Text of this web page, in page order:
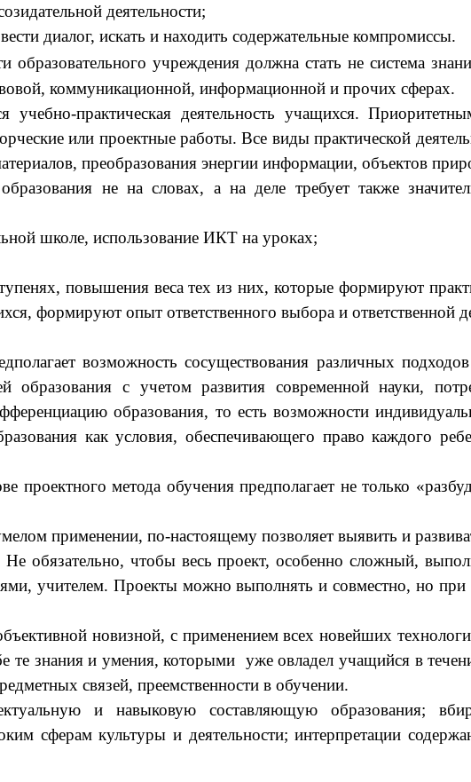
деятельности;
диалог, искать и находить содержательные компромиссы.
образовательного учреждения должна стать не система
коммуникационной, информационной и прочих сферах.
практическая деятельность учащихся.
или проектные работы. Все виды практической
преобразования энергии информации, объектов
не на словах, а на деле требует также
школе, использование ИКТ на уроках;
повышения веса тех из них, которые формируют
формируют опыт ответственного выбора и ответственной
возможность сосуществования различных
образования с учетом развития современной науки,
образования, то есть возможности
как условия, обеспечивающего право каждого
метода обучения предполагает не только
применении, по-настоящему позволяет выявить и
обязательно, чтобы весь проект, особенно сложный,
учителем. Проекты можно выполнять и совместно, но при
новизной, с применением всех новейших
те знания и умения, которыми уже овладел учащийся в
связей, преемственности в обучении.
и навыковую составляющую образования;
сферам культуры и деятельности; интерпретации